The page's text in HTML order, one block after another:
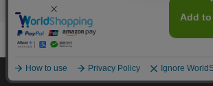
Copyright © 2001 IRISPLAZA. ALL Rights
HOME 探す ログイン お